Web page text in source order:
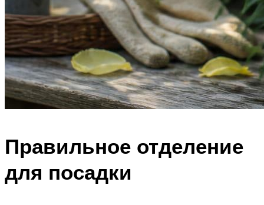
Правильное отделение
для посадки